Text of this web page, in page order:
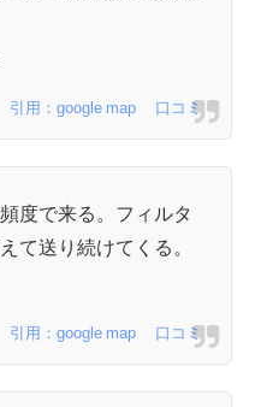
引用：google map 口コミ
度で来る。フィルタ
て送り続けてくる。
引用：google map 口コミ